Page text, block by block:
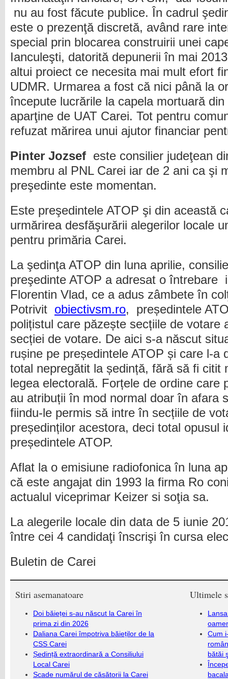
nu au fost făcute publice. În cadrul
este o prezenţă discretă, având rare
special prin blocarea construirii unei
Ianculeşti, datorită depunerii în mai
altui proiect ce necesita mai mult efort
UDMR. Urmarea a fost că nici până la
începute lucrările la capela mortuară
aparţine de UAT Carei. Tot pentru
refuzat mărirea unui ajutor financiar
Pinter Jozsef este consilier judeţean
membru al PNL Carei iar de 2 ani ca şi
preşedinte este momentan.
Este preşedintele ATOP şi din această
urmărirea desfăşurării alegerilor locale
pentru primăria Carei.
La şedinţa ATOP din luna aprilie,
preşedinte ATOP a adresat o întrebare
Florentin Vlad, ce a adus zâmbete în
Potrivit obiectivsm.ro, președintele
polițistul care păzește secțiile de votare
secției de votare. De aici s-a născut
rușine pe președintele ATOP și care l-a
total nepregătit la ședință, fără să fi citit
legea electorală. Forțele de ordine care
au atribuții în mod normal doar în afara
fiindu-le permis să intre în secțiile de
președinților acestora, deci total opusul
președintele ATOP.
Aflat la o emisiune radiofonica în luna
că este angajat din 1993 la firma Ro
actualul viceprimar Keizer si soţia sa.
La alegerile locale din data de 5 iunie
între cei 4 candidaţi înscrişi în cursa
Buletin de Carei
Stiri asemanatoare
Doi băieței s-au născut la Carei în
prima zi din 2026
Daliana Carei împotriva băieților de la
CSS Carei
Ședință extraordinară a Consiliului
Local Carei
Scade numărul de căsătorii la Carei
Ultimele
Cum
bătăi